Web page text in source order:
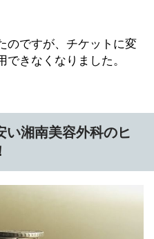
のですが、チケットに変
きなくなりました。
い湘南美容外科のヒ